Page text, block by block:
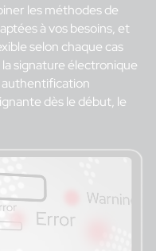
les méthodes de
à vos besoins, et
selon chaque cas
signature électronique
dès le début, le